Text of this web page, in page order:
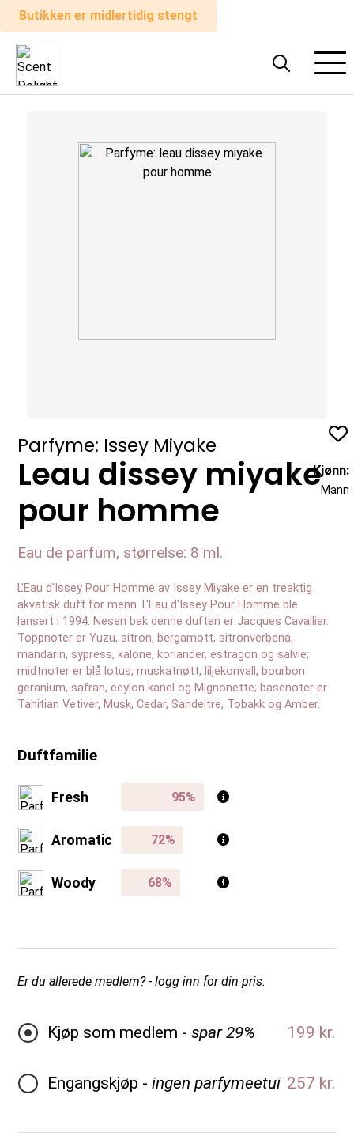
Butikken er midlertidig stengt
Alle
parfymer
Parfyme: Issey Miyake
Leau dissey miyake
pour homme
Eau de parfum, størrelse: 8 ml.
L'Eau d'Issey Pour Homme av Issey Miyake er en treaktig
akvatisk duft for menn. L'Eau d'Issey Pour Homme ble
lansert i 1994. Nesen bak denne duften er Jacques Cavallier.
Toppnoter er Yuzu, sitron, bergamott, sitronverbena,
mandarin, sypress, kalone, koriander, estragon og salvie;
midtnoter er blå lotus, muskatnøtt, liljekonvall, bourbon
geranium, safran, ceylon kanel og Mignonette; basenoter er
Tahitian Vetiver, Musk, Cedar, Sandeltre, Tobakk og Amber.
Duftfamilie
Fresh
Aromatic
Woody
Kjønn:
Mann
Er du allerede medlem? - logg inn for din pris.
Kjøp som medlem - spar 29% 199 kr.
Engangskjøp - ingen parfymeetui 257 kr.